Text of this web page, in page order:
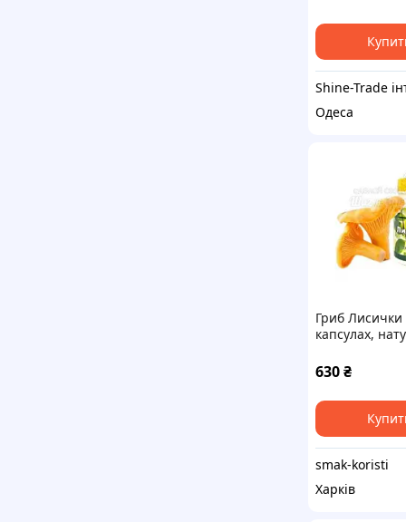
Одеса
Гриб Лисички
капсулах,
капсул
630₴
smak-koristi
Харків